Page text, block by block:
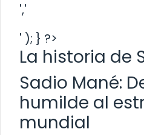
','
' ); } ?>
La historia de
Sadio Mané:
humilde al
mundial